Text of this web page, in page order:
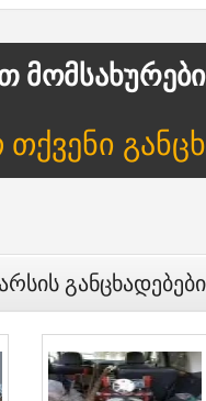
Განცხადებები